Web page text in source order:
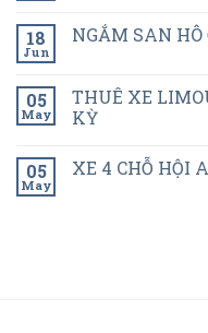
18
Jun
NGẮM SAN HÔ
05
May
THUÊ XE
KỲ
05
May
XE 4 CHỖ HỘI